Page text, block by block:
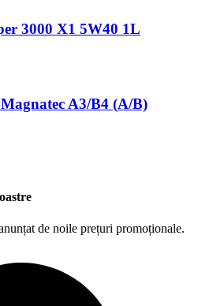
3000 X1 5W40 1L
A3/B4 (A/B)
de noile prețuri promoționale.